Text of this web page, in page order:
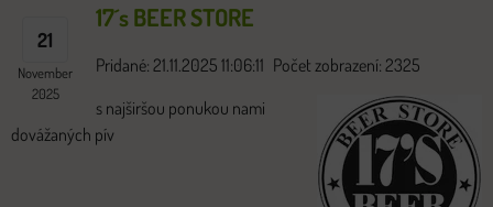
21
November
2025
17´s BEER STORE
Pridané: 21.11.2025 11:06:11 Počet zobrazení: 2325
s najširšou ponukou nami
dovážaných pív